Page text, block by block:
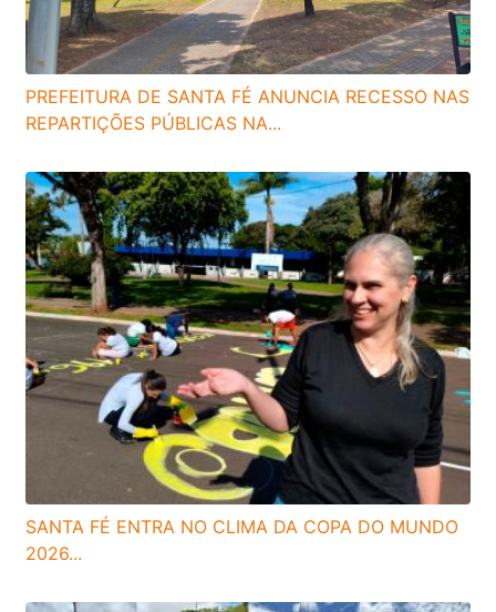
PREFEITURA DE SANTA FÉ ANUNCIA RECESSO NAS
REPARTIÇÕES PÚBLICAS NA...
SANTA FÉ ENTRA NO CLIMA DA COPA DO MUNDO
2026...